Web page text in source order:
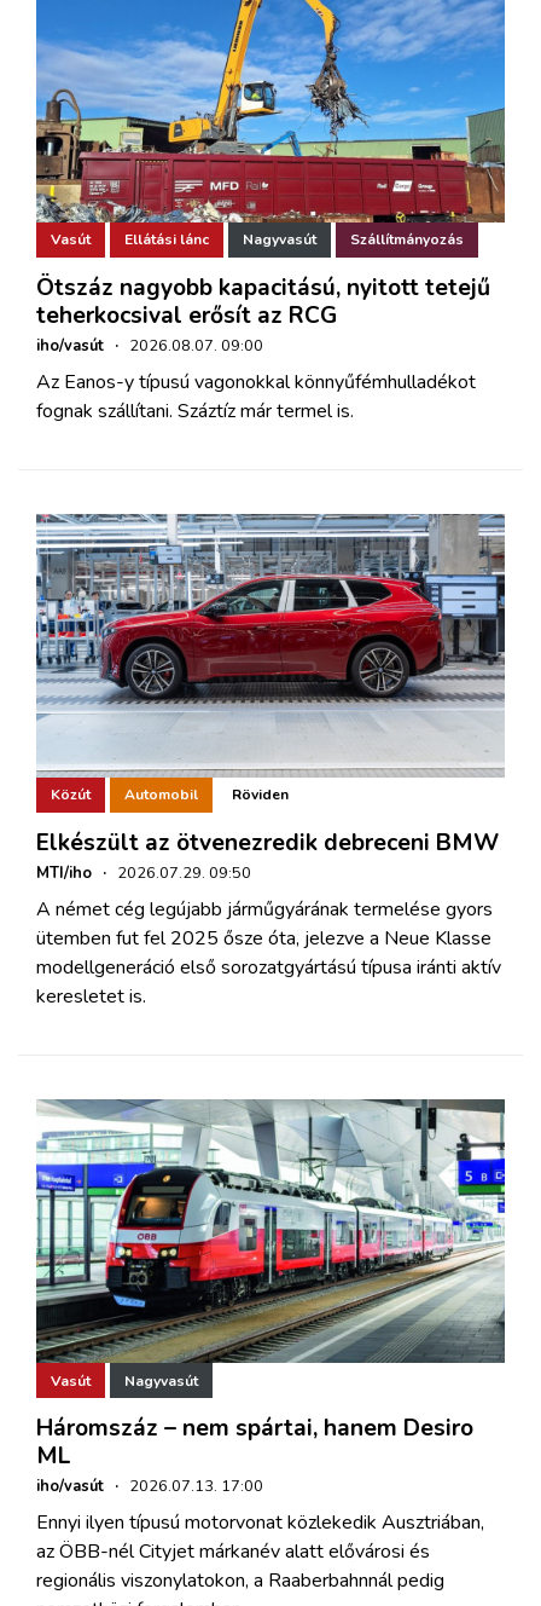
Vasút Ellátási lánc Nagyvasút Szállítmányozás
Ötszáz nagyobb kapacitású, nyitott tetejű
teherkocsival erősít az RCG
iho/vasút · 2026.08.07. 09:00
Az Eanos-y típusú vagonokkal könnyűfémhulladékot
fognak szállítani. Száztíz már termel is.
Közút Automobil Röviden
Elkészült az ötvenezredik debreceni BMW
MTI/iho · 2026.07.29. 09:50
A német cég legújabb járműgyárának termelése gyors
ütemben fut fel 2025 ősze óta, jelezve a Neue Klasse
modellgeneráció első sorozatgyártású típusa iránti aktív
keresletet is.
Vasút Nagyvasút
Háromszáz – nem spártai, hanem Desiro
ML
iho/vasút · 2026.07.13. 17:00
Ennyi ilyen típusú motorvonat közlekedik Ausztriában,
az ÖBB-nél Cityjet márkanév alatt elővárosi és
regionális viszonylatokon, a Raaberbahnnál pedig